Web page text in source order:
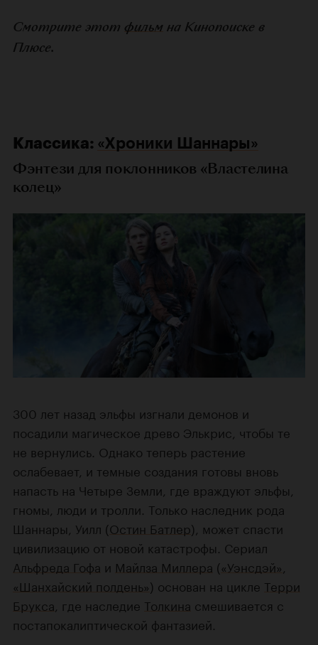
Смотрите этот фильм на Кинопоиске в
Плюсе.
Классика: «Хроники Шаннары»
Фэнтези для поклонников «Властелина
колец»
300 лет назад эльфы изгнали демонов и
посадили магическое древо Элькрис, чтобы те
не вернулись. Однако теперь растение
ослабевает, и темные создания готовы вновь
напасть на Четыре Земли, где враждуют эльфы,
гномы, люди и тролли. Только наследник рода
Шаннары, Уилл (Остин Батлер), может спасти
цивилизацию от новой катастрофы. Сериал
Альфреда Гофа и Майлза Миллера («Уэнсдэй»,
«Шанхайский полдень») основан на цикле Терри
Брукса, где наследие Толкина смешивается с
постапокалиптической фантазией.